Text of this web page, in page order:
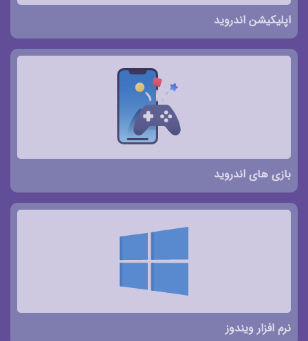
اپلیکیشن اندروید
بازی های اندروید
نرم افزار ویندوز